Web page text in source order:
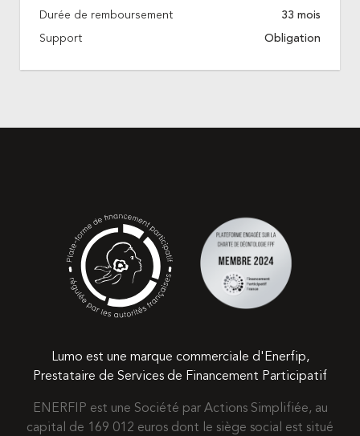
Durée de remboursement 33 mois
Support Obligation
Lumo est une marque commerciale d'Enerfip,
Prestataire de Services de Financement Participatif
ENERFIP est une Société par Actions Simplifiée, au
capital de 169 012 euros dont le siège social est situé